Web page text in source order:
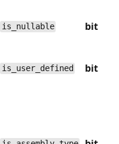
is_nullable bit
is_user_defined bit